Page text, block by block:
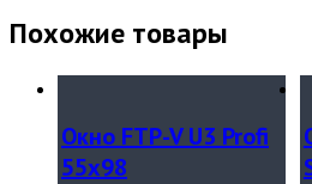
Похожие товары
Окно FTP-V U3 Profi
55х98